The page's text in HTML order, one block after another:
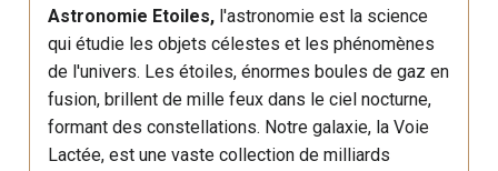
Astronomie Etoiles, l'astronomie est la science
qui étudie les objets célestes et les phénomènes
de l'univers. Les étoiles, énormes boules de gaz en
fusion, brillent de mille feux dans le ciel nocturne,
formant des constellations. Notre galaxie, la Voie
Lactée, est une vaste collection de milliards